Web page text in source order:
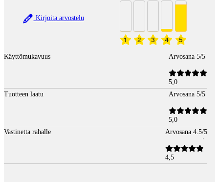
Kirjoita arvostelu
1 2 3 4 5
Käyttömukavuus Arvosana 5/5
5,0
Tuotteen laatu
Arvosana 5/5
5,0
Vastinetta rahalle
Arvosana 4.5/5
4,5